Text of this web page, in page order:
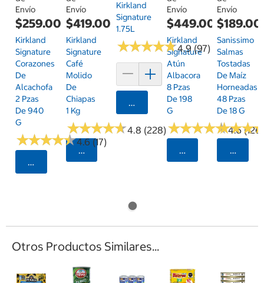
Envío
$259.00
Kirkland
Signature
Corazones
De
Alcachofa
2 Pzas
De 940
G
★★★★★
★★★★★4.6 (17)
Seleccionar Código Postal
Envío
$419.00
Kirkland
Signature
Café
Molido
De
Chiapas
1 Kg
★★★★★
★★★★★4.8 (228)
Seleccionar Código Postal
Kirkland
Signature
1.75L
★★★★★
★★★★★4.9 (97)
Agregar
Envío
$449.00
Kirkland
Signature
Atún
Albacora
8 Pzas
De 198
G
★★★★★
★★★★★4.6 (126)
Seleccionar
Envío
$189.00
Sanissimo
Salmas
Tostadas
De Maíz
Horneadas
48 Pzas
De 18 G
★★★
★★★
Otros Productos Similares...